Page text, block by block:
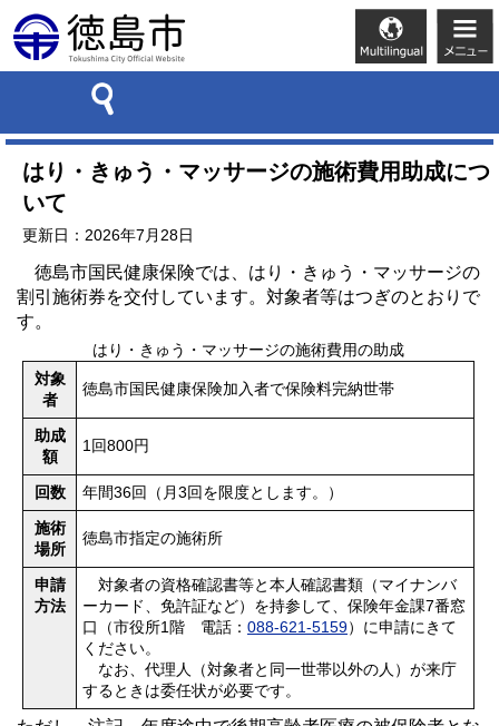
はり・きゅう・マッサージの施術費用助成につ
いて
更新日：2026年7月28日
徳島市国民健康保険では、はり・きゅう・マッサージの
割引施術券を交付しています。対象者等はつぎのとおりで
す。
はり・きゅう・マッサージの施術費用の助成
対象
者
徳島市国民健康保険加入者で保険料完納世帯
助成
額
1回800円
回数 年間36回（月3回を限度とします。）
施術
場所
徳島市指定の施術所
申請
方法
対象者の資格確認書等と本人確認書類（マイナンバ
ーカード、免許証など）を持参して、保険年金課7番窓
口（市役所1階 電話： 088-621-5159）に申請にきて
ください。
なお、代理人（対象者と同一世帯以外の人）が来庁
するときは委任状が必要です。